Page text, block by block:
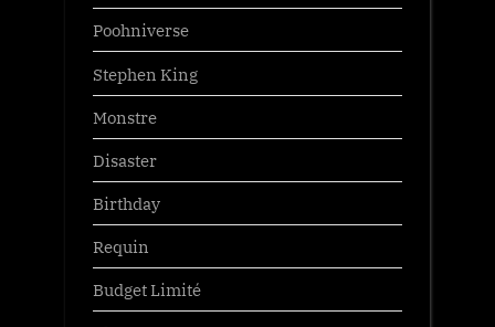
Poohniverse
Stephen King
Monstre
Disaster
Birthday
Requin
Budget Limité